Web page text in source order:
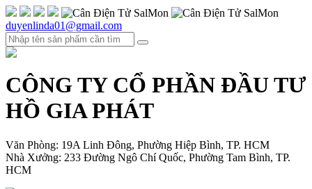
duyenlinda01@gmail.com
CÔNG TY CỔ PHẦN ĐẦU TƯ
HỒ GIA PHÁT
Văn Phòng: 19A Linh Đông, Phường Hiệp Bình, TP. HCM
Nhà Xưởng: 233 Đường Ngô Chí Quốc, Phường Tam Bình, TP.
HCM